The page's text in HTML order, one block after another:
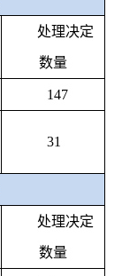
处理决定
数量
147
31
处理决定
数量